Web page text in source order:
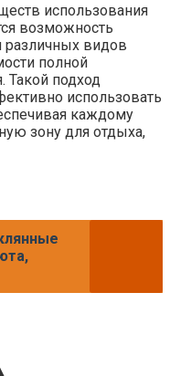
использования
возможность
различных видов
полной
Такой подход
использовать
каждому
зону для отдыха,